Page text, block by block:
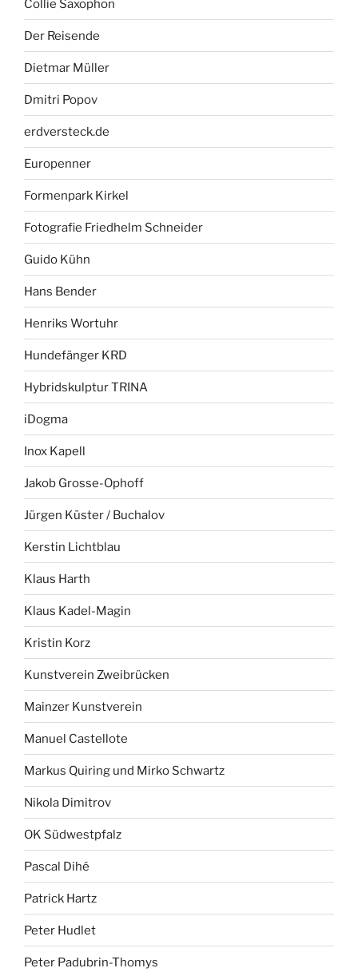
Collie Saxophon
Der Reisende
Dietmar Müller
Dmitri Popov
erdversteck.de
Europenner
Formenpark Kirkel
Fotografie Friedhelm Schneider
Guido Kühn
Hans Bender
Henriks Wortuhr
Hundefänger KRD
Hybridskulptur TRINA
iDogma
Inox Kapell
Jakob Grosse-Ophoff
Jürgen Küster / Buchalov
Kerstin Lichtblau
Klaus Harth
Klaus Kadel-Magin
Kristin Korz
Kunstverein Zweibrücken
Mainzer Kunstverein
Manuel Castellote
Markus Quiring und Mirko Schwartz
Nikola Dimitrov
OK Südwestpfalz
Pascal Dihé
Patrick Hartz
Peter Hudlet
Peter Padubrin-Thomys